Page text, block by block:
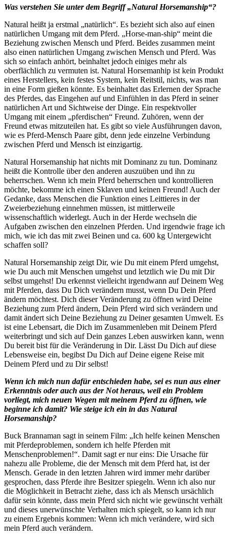
Was verstehen Sie unter dem Begriff „Natural Horsemanship“?
Natural heißt ja erstmal „natürlich“. Es bezieht sich also auf einen
natürlichen Umgang mit dem Pferd. „Horse-man-ship“ meint die
Beziehung zwischen Mensch und Pferd. Beides zusammen meint
also einen natürlichen Umgang zwischen Mensch und Pferd. Was
sich so einfach anhört, beinhaltet jedoch einiges mehr als
oberflächlich zu vermuten ist. Natural Horsemanhip ist kein Produkt
eines Herstellers, kein festes System, kein Reitstil, nichts, was man
in eine Form gießen könnte. Es beinhaltet das Erlernen der Sprache
des Pferdes, das Eingehen auf und Einfühlen in das Pferd in seiner
natürlichen Art und Sichtweise der Dinge. Ein respektvoller
Umgang mit einem „pferdischen“ Freund. Zuhören, wenn der
Freund etwas mitzuteilen hat. Es gibt so viele Ausführungen davon,
wie es Pferd-Mensch Paare gibt, denn jede einzelne Verbindung
zwischen Pferd und Mensch ist einzigartig.
Natural Horsemanship hat nichts mit Dominanz zu tun. Dominanz
heißt die Kontrolle über den anderen auszuüben und ihn zu
beherrschen. Wenn ich mein Pferd beherrschen und kontrollieren
möchte, bekomme ich einen Sklaven und keinen Freund! Auch der
Gedanke, dass Menschen die Funktion eines Leittieres in der
Zweierbeziehung einnehmen müssen, ist mittlerweile
wissenschaftlich widerlegt. Auch in der Herde wechseln die
Aufgaben zwischen den einzelnen Pferden. Und irgendwie frage ich
mich, wie ich das mit zwei Beinen und ca. 600 kg Untergewicht
schaffen soll?
Natural Horsemanship zeigt Dir, wie Du mit einem Pferd umgehst,
wie Du auch mit Menschen umgehst und letztlich wie Du mit Dir
selbst umgehst! Du erkennst vielleicht irgendwann auf Deinem Weg
mit Pferden, dass Du Dich verändern musst, wenn Du Dein Pferd
ändern möchtest. Dich dieser Veränderung zu öffnen wird Deine
Beziehung zum Pferd ändern, Dein Pferd wird sich verändern und
damit ändert sich Deine Beziehung zu Deiner gesamten Umwelt. Es
ist eine Lebensart, die Dich im Zusammenleben mit Deinem Pferd
weiterbringt und sich auf Dein ganzes Leben auswirken kann, wenn
Du bereit bist für die Veränderung in Dir. Lässt Du Dich auf diese
Lebensweise ein, begibst Du Dich auf Deine eigene Reise mit
Deinem Pferd und zu Dir selbst!
Wenn ich mich nun dafür entschieden habe, sei es nun aus einer
Erkenntnis oder auch aus der Not heraus, weil ein Problem
vorliegt, mich neuen Wegen mit meinem Pferd zu öffnen, wie
beginne ich damit? Wie steige ich ein in das Natural
Horsemanship?
Buck Brannaman sagt in seinem Film: „Ich helfe keinen Menschen
mit Pferdeproblemen, sondern ich helfe Pferden mit
Menschenproblemen!“. Damit sagt er nur eins: Die Ursache für
nahezu alle Probleme, die der Mensch mit dem Pferd hat, ist der
Mensch. Gerade in den letzten Jahren wird immer mehr darüber
gesprochen, dass Pferde ihre Besitzer spiegeln. Wenn ich also nur
die Möglichkeit in Betracht ziehe, dass ich als Mensch ursächlich
dafür sein könnte, dass mein Pferd sich nicht wie gewünscht verhält
und dieses unerwünschte Verhalten mich spiegelt, so kann ich nur
zu einem Ergebnis kommen: Wenn ich mich verändere, wird sich
mein Pferd auch verändern.